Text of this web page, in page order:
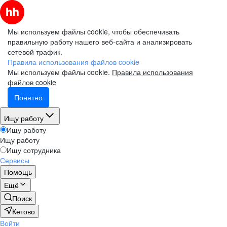
Мы используем файлы cookie, чтобы обеспечивать
правильную работу нашего веб-сайта и анализировать
сетевой трафик.
Правила использования файлов cookie
Мы используем файлы cookie. Правила использования
файлов cookie
Понятно
Ищу работу
Ищу работу
Ищу работу
Ищу сотрудника
Сервисы
Помощь
Ещё
Поиск
Кетово
Войти